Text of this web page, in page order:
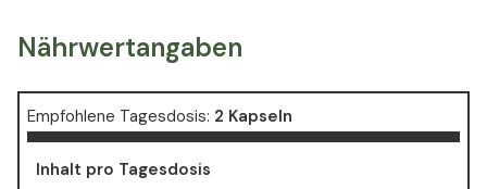
Nährwertangaben
Empfohlene Tagesdosis: 2 Kapseln
Inhalt pro Tagesdosis